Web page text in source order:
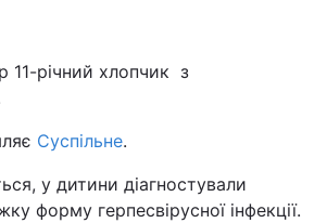
11-річний хлопчик з
Суспільне.
у дитини діагностували
форму герпесвірусної інфекції.